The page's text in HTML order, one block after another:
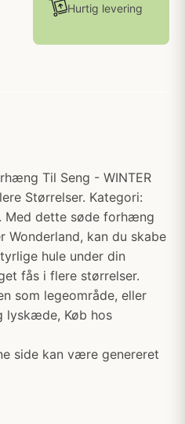
Hurtig levering
Til Seng - WINTER
Størrelser. Kategori:
Med dette søde forhæng
Wonderland, kan du skabe
hule under din
fås i flere størrelser.
som legeområde, eller
lyskæde, Køb hos
side kan være genereret